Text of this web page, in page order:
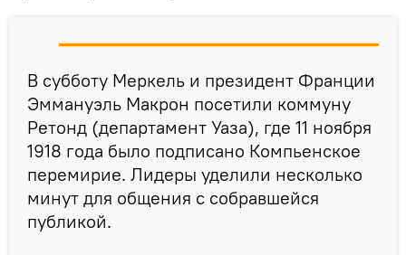
В субботу Меркель и президент Франции
Эммануэль Макрон посетили коммуну
Ретонд (департамент Уаза), где 11 ноября
1918 года было подписано Компьенское
перемирие. Лидеры уделили несколько
минут для общения с собравшейся
публикой.